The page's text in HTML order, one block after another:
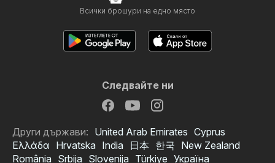
Всички брошури на едно място
Следвайте ни
Други държави: United Arab Emirates Cyprus
Ελλάδα Hrvatska India 日本 한국 New Zealand
România Srbija Slovenija Türkiye Україна